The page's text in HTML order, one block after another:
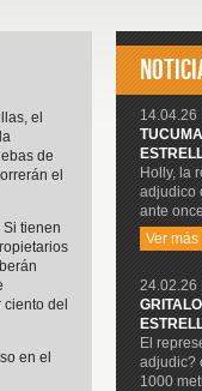
el
de
el
tienen
del
en el
14.04.26 |
Holly, la
adjudico
ante
Ver más
24.02.26 |
El
adjudic?
1000